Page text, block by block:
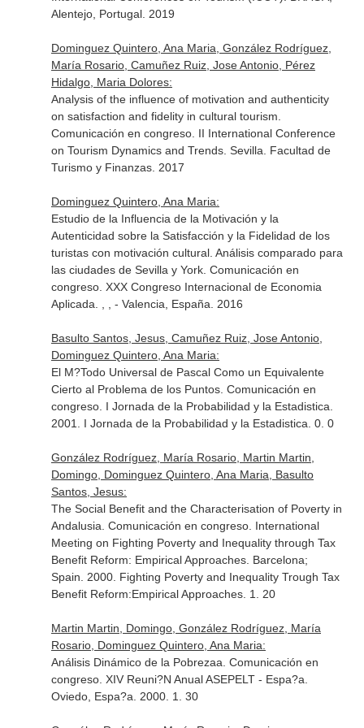
Alentejo, Portugal. 2019
Dominguez Quintero, Ana Maria, González Rodríguez,
María Rosario, Camuñez Ruiz, Jose Antonio, Pérez
Hidalgo, Maria Dolores:
Analysis of the influence of motivation and authenticity
on satisfaction and fidelity in cultural tourism.
Comunicación en congreso. II International Conference
on Tourism Dynamics and Trends. Sevilla. Facultad de
Turismo y Finanzas. 2017
Dominguez Quintero, Ana Maria:
Estudio de la Influencia de la Motivación y la
Autenticidad sobre la Satisfacción y la Fidelidad de los
turistas con motivación cultural. Análisis comparado para
las ciudades de Sevilla y York. Comunicación en
congreso. XXX Congreso Internacional de Economia
Aplicada. , , - Valencia, España. 2016
Basulto Santos, Jesus, Camuñez Ruiz, Jose Antonio,
Dominguez Quintero, Ana Maria:
El M?Todo Universal de Pascal Como un Equivalente
Cierto al Problema de los Puntos. Comunicación en
congreso. I Jornada de la Probabilidad y la Estadistica.
2001. I Jornada de la Probabilidad y la Estadistica. 0. 0
González Rodríguez, María Rosario, Martin Martin,
Domingo, Dominguez Quintero, Ana Maria, Basulto
Santos, Jesus:
The Social Benefit and the Characterisation of Poverty in
Andalusia. Comunicación en congreso. International
Meeting on Fighting Poverty and Inequality through Tax
Benefit Reform: Empirical Approaches. Barcelona;
Spain. 2000. Fighting Poverty and Inequality Trough Tax
Benefit Reform:Empirical Approaches. 1. 20
Martin Martin, Domingo, González Rodríguez, María
Rosario, Dominguez Quintero, Ana Maria:
Análisis Dinámico de la Pobrezaa. Comunicación en
congreso. XIV Reuni?N Anual ASEPELT - Espa?a.
Oviedo, Espa?a. 2000. 1. 30